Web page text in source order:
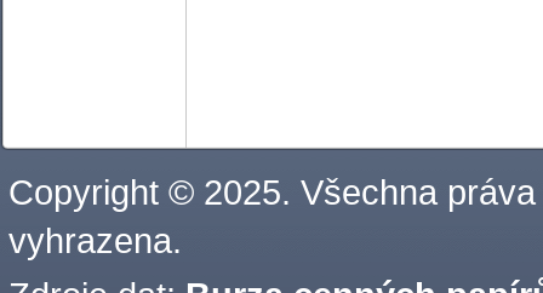
Copyright © 2025. Všechna práva
vyhrazena.